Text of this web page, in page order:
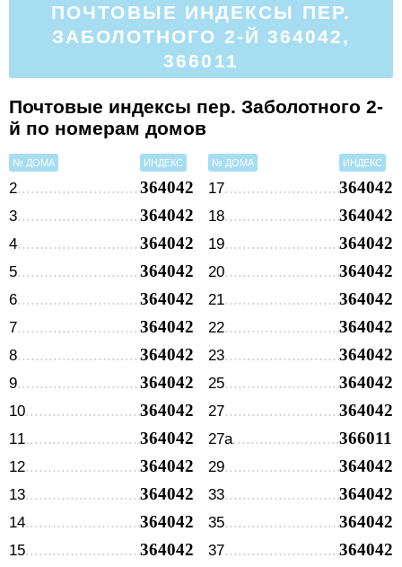
ПОЧТОВЫЕ ИНДЕКСЫ ПЕР.
ЗАБОЛОТНОГО 2-Й 364042,
366011
Почтовые индексы пер. Заболотного 2-
й по номерам домов
№ ДОМА ИНДЕКС
2 364042
3 364042
4 364042
5 364042
6 364042
7 364042
8 364042
9 364042
10 364042
11 364042
12 364042
13 364042
14 364042
15 364042
№ ДОМА ИНДЕКС
17 364042
18 364042
19 364042
20 364042
21 364042
22 364042
23 364042
25 364042
27 364042
27а 366011
29 364042
33 364042
35 364042
37 364042